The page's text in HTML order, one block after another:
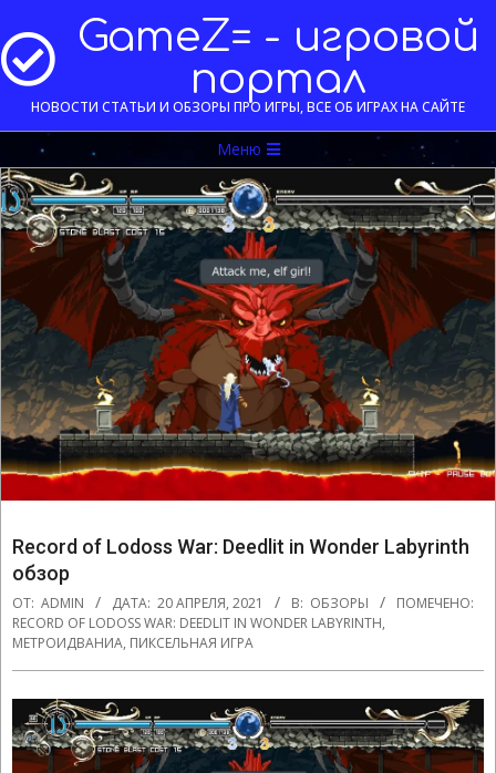
содержимомуGameZ= - игровой
портал
НОВОСТИ СТАТЬИ И ОБЗОРЫ ПРО ИГРЫ, ВСЕ ОБ ИГРАХ НА САЙТЕ
навигации
Меню
Record of Lodoss War: Deedlit in Wonder Labyrinth
обзор
ОТ: ADMIN ДАТА: 20 АПРЕЛЯ, 2021 В: ОБЗОРЫ
ПОМЕЧЕНО:
RECORD OF LODOSS WAR: DEEDLIT IN WONDER LABYRINTH,
МЕТРОИДВАНИА, ПИКСЕЛЬНАЯ ИГРА